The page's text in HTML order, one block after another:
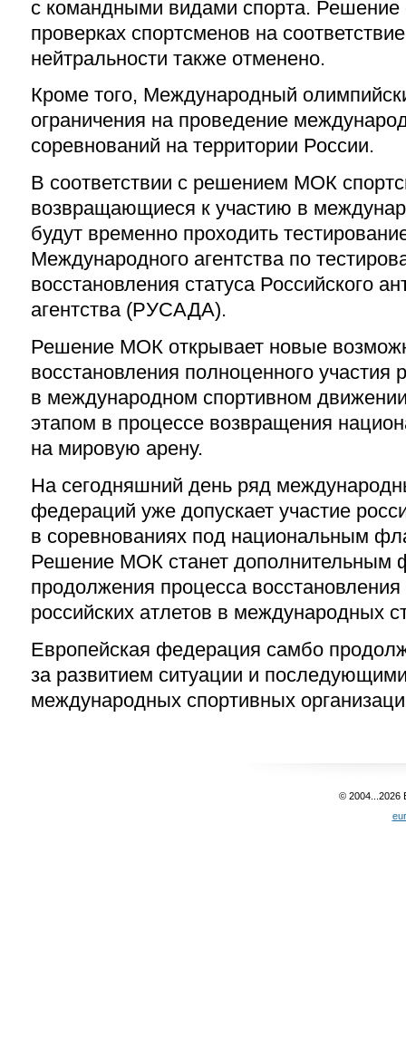
с командными видами спорта. Решение
проверках спортсменов на
нейтральности также отменено.
Кроме того, Международный
ограничения на проведение
соревнований на территории России.
В соответствии с решением МОК
возвращающиеся к участию в
будут временно проходить
Международного агентства по
восстановления статуса Российского
агентства (РУСАДА).
Решение МОК открывает новые
восстановления полноценного участия
в международном спортивном
этапом в процессе возвращения
на мировую арену.
На сегодняшний день ряд
федераций уже допускает участие
в соревнованиях под национальным
Решение МОК станет дополнительным
продолжения процесса восстановления
российских атлетов в международных
Европейская федерация самбо
за развитием ситуации и
международных спортивных
© 2004...2026